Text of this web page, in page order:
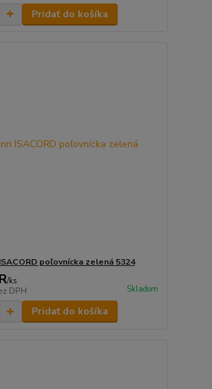
Pridať do košíka
poľovnícka zelená 5324
/ks
DPH Skladom
Pridať do košíka